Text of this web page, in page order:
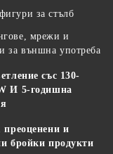
за стълб
мрежи и
за външна употреба
със 130-
И 5-годишна
и
бройки продукти